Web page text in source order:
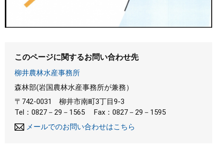
このページに関するお問い合わせ先
柳井農林水産事務所
森林部(岩国農林水産事務所が兼務）
〒742-0031
柳井市南町3丁目9-3
Tel：0827－29－1565
Fax：0827－29－1595
メールでのお問い合わせはこちら